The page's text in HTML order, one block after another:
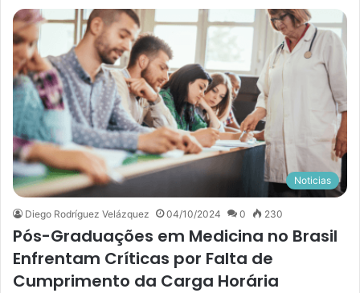
Noticias
Diego Rodríguez Velázquez 04/10/2024 0 230
Pós-Graduações em Medicina no Brasil
Enfrentam Críticas por Falta de
Cumprimento da Carga Horária